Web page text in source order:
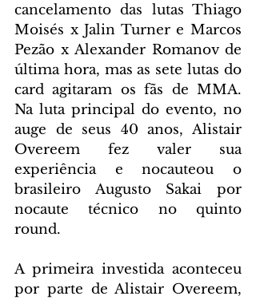
cancelamento das lutas Thiago
Moisés x Jalin Turner e Marcos
Pezão x Alexander Romanov de
última hora, mas as sete lutas do
card agitaram os fãs de MMA.
Na luta principal do evento, no
auge de seus 40 anos, Alistair
Overeem fez valer sua
experiência e nocauteou o
brasileiro Augusto Sakai por
nocaute técnico no quinto
round.
A primeira investida aconteceu
por parte de Alistair Overeem,